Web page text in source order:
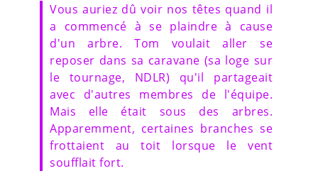
Vous auriez dû voir nos têtes quand il
a commencé à se plaindre à cause
d'un arbre. Tom voulait aller se
reposer dans sa caravane (sa loge sur
le tournage, NDLR) qu'il partageait
avec d'autres membres de l'équipe.
Mais elle était sous des arbres.
Apparemment, certaines branches se
frottaient au toit lorsque le vent
soufflait fort.